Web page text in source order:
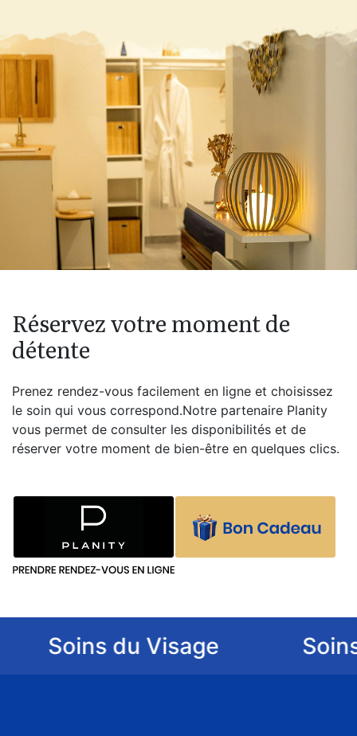
Réservez votre moment de
détente
Prenez rendez-vous facilement en ligne et choisissez
le soin qui vous correspond.Notre partenaire Planity
vous permet de consulter les disponibilités et de
réserver votre moment de bien-être en quelques clics.
Soins du Visage Soins